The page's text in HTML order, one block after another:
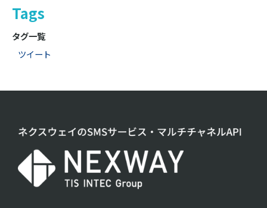
Tags
タグ一覧
ツイート